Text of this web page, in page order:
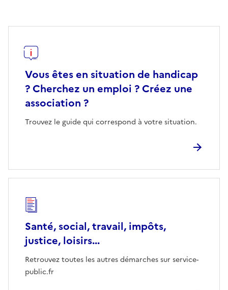
Vous êtes en situation de handicap
? Cherchez un emploi ? Créez une
association ?
Trouvez le guide qui correspond à votre situation.
Santé, social, travail, impôts,
justice, loisirs...
Retrouvez toutes les autres démarches sur service-
public.fr